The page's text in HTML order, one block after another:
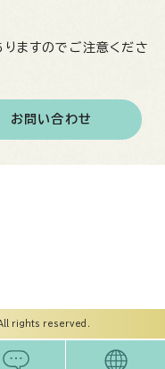
ますのでご注意くださ
お問い合わせ
rights reserved.